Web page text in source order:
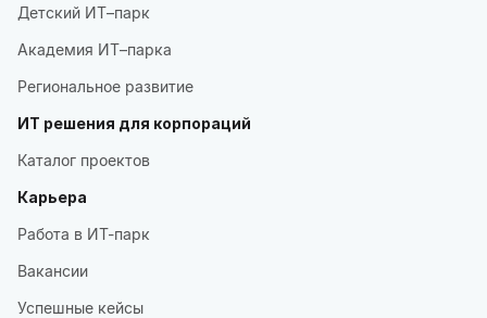
Детский ИТ–парк
Академия ИТ–парка
Региональное развитие
ИТ решения для корпораций
Каталог проектов
Карьера
Работа в ИТ-парк
Вакансии
Успешные кейсы